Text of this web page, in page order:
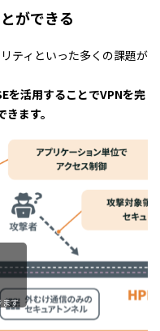
ができる
ティといった多くの課題が
活用することでVPNを完
ます。
ます